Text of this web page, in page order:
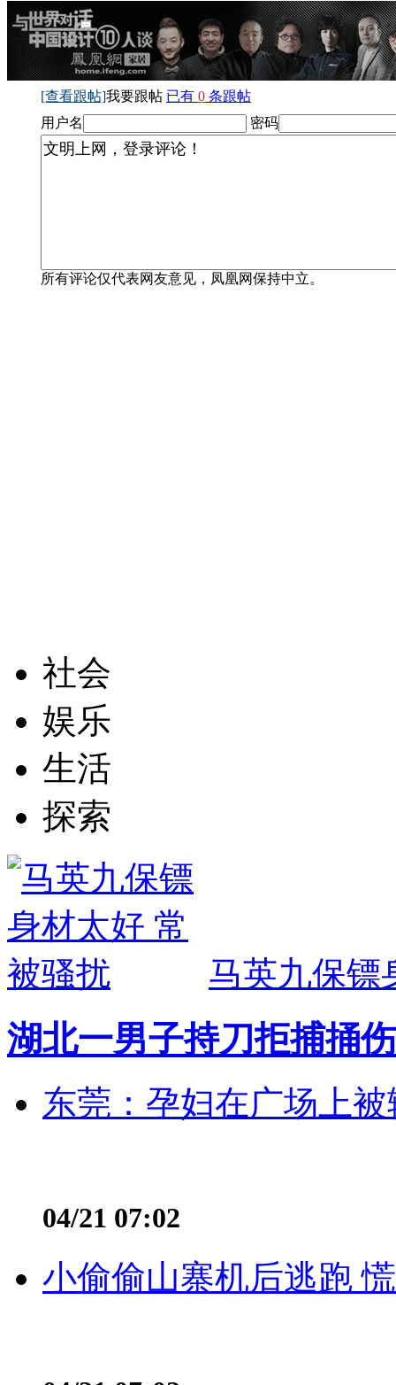
[查看跟帖]我要跟帖 已有 0 条跟帖
用户名
密码
所有评论仅代表网友意见，凤凰网保持中立。
社会
娱乐
生活
探索
马英九保镖
湖北一男子持刀拒捕捅
东莞：孕妇在广场上
04/21 07:02
小偷偷山寨机后逃跑